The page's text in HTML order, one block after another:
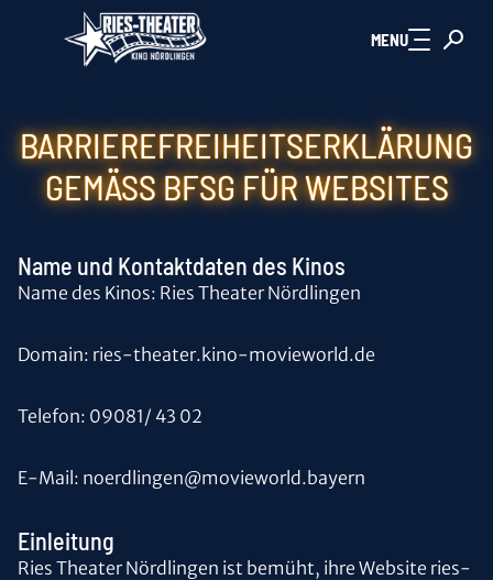
Zum Hauptinhalt springen MENU
BARRIEREFREIHEITSERKLÄRUNG
GEMÄSS BFSG FÜR WEBSITES
Name und Kontaktdaten des Kinos
Name des Kinos: Ries Theater Nördlingen
Domain: ries-theater.kino-movieworld.de
Telefon: 09081/ 43 02
E-Mail: noerdlingen@movieworld.bayern
Einleitung
Ries Theater Nördlingen ist bemüht, ihre Website ries-